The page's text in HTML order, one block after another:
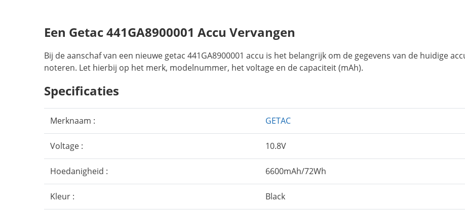
Een Getac 441GA8900001 Accu Vervangen
Bij de aanschaf van een nieuwe getac 441GA8900001 accu is het belangrijk om de gegevens van de huidige
noteren. Let hierbij op het merk, modelnummer, het voltage en de capaciteit (mAh).
Specificaties
Merknaam : GETAC
Voltage : 10.8V
Hoedanigheid : 6600mAh/72Wh
Kleur : Black